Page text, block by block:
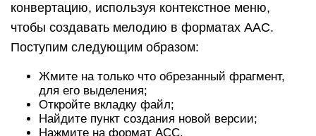
конвертацию, используя контекстное меню,
чтобы создавать мелодию в форматах AAC.
Поступим следующим образом:
Жмите на только что обрезанный фрагмент,
для его выделения;
Откройте вкладку файл;
Найдите пункт создания новой версии;
Нажмите на формат АСС.